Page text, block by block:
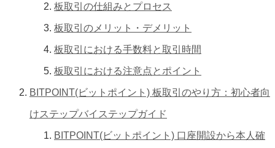
板取引の仕組みとプロセス
板取引のメリット・デメリット
板取引における手数料と取引時間
板取引における注意点とポイント
BITPOINT(ビットポイント) 板取引のやり方：初心者向
けステップバイステップガイド
BITPOINT(ビットポイント) 口座開設から本人確